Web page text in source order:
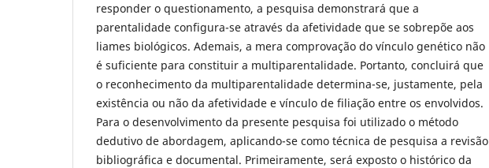
responder o questionamento, a pesquisa demonstrará que a
parentalidade configura-se através da afetividade que se sobrepõe aos
liames biológicos. Ademais, a mera comprovação do vínculo genético não
é suficiente para constituir a multiparentalidade. Portanto, concluirá que
o reconhecimento da multiparentalidade determina-se, justamente, pela
existência ou não da afetividade e vínculo de filiação entre os envolvidos.
Para o desenvolvimento da presente pesquisa foi utilizado o método
dedutivo de abordagem, aplicando-se como técnica de pesquisa a revisão
bibliográfica e documental. Primeiramente, será exposto o histórico da